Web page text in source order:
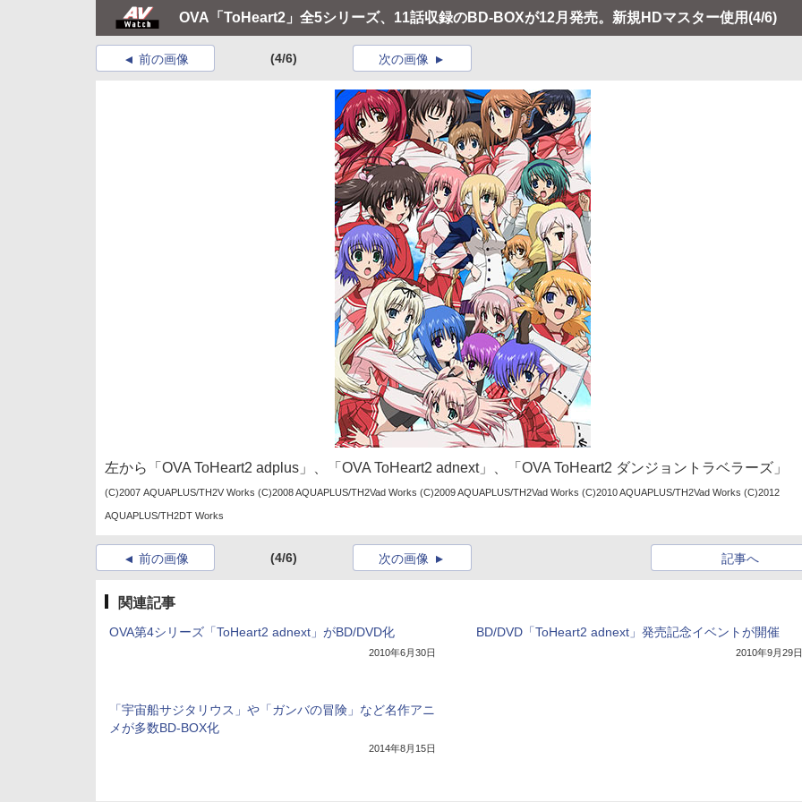
OVA「ToHeart2」全5シリーズ、11話収録のBD-BOXが12月発売。新規HDマスター使用(4/6)
前の画像 (4/6) 次の画像
左から「OVA ToHeart2 adplus」、「OVA ToHeart2 adnext」、「OVA ToHeart2 ダンジョントラベラーズ」
(C)2007 AQUAPLUS/TH2V Works (C)2008 AQUAPLUS/TH2Vad Works (C)2009 AQUAPLUS/TH2Vad Works (C)2010 AQUAPLUS/TH2Vad Works (C)2012
AQUAPLUS/TH2DT Works
前の画像 (4/6) 記事へ
次の画像
関連記事
OVA第4シリーズ「ToHeart2 adnext」がBD/DVD化
2010年6月30日
BD/DVD「ToHeart2 adnext」発売記念イベントが開催
2010年9月29日
「宇宙船サジタリウス」や「ガンバの冒険」など名作アニ
メが多数BD-BOX化
2014年8月15日